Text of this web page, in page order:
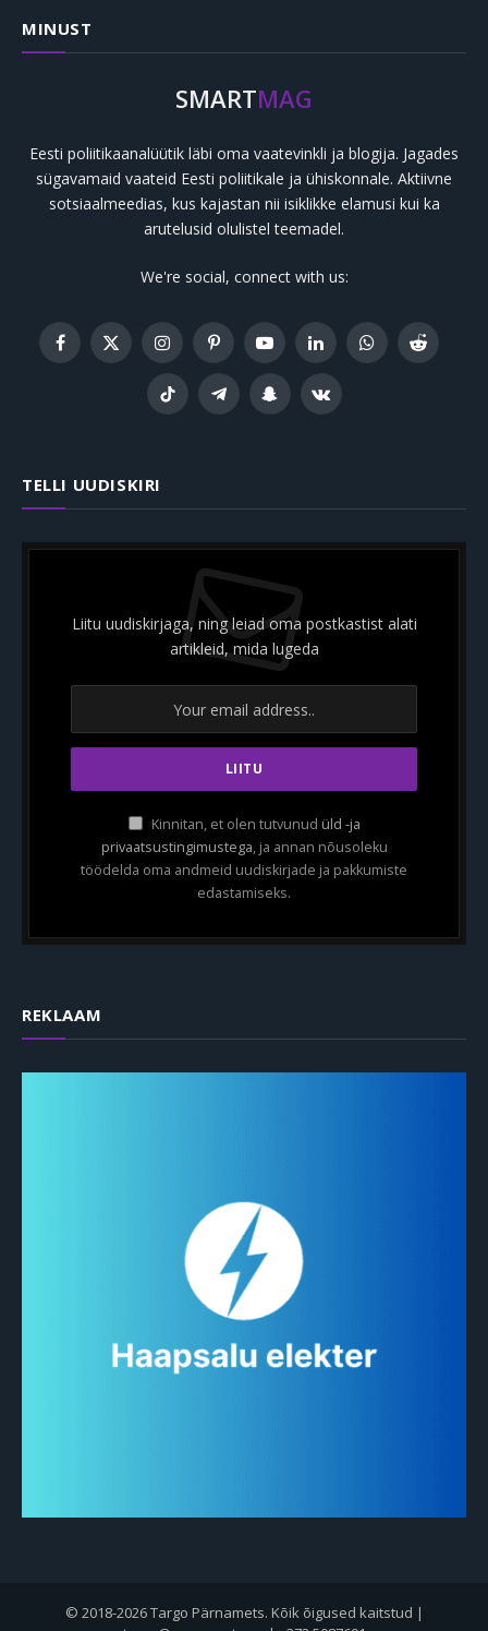
MINUST
SMARTMAG
Eesti poliitikaanalüütik läbi oma vaatevinkli ja blogija. Jagades
sügavamaid vaateid Eesti poliitikale ja ühiskonnale. Aktiivne
sotsiaalmeedias, kus kajastan nii isiklikke elamusi kui ka
arutelusid olulistel teemadel.
We're social, connect with us:
Facebook
X
(Twitter)
InstagramPinterestYouTubeLinkedInWhatsAppReddit
TikTok TelegramSnapchatVKontakte
TELLI UUDISKIRI
Liitu uudiskirjaga, ning leiad oma postkastist alati
artikleid, mida lugeda
Kinnitan, et olen tutvunud üld -ja
privaatsustingimustega, ja annan nõusoleku
töödelda oma andmeid uudiskirjade ja pakkumiste
edastamiseks.
REKLAAM
© 2018-2026 Targo Pärnamets. Kõik õigused kaitstud |